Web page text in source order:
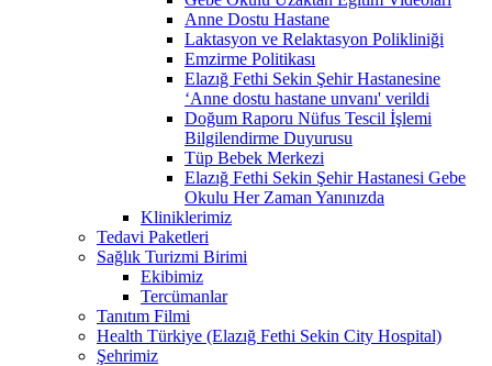
Anne Dostu Hastane
Laktasyon ve Relaktasyon Polikliniği
Emzirme Politikası
Elazığ Fethi Sekin Şehir Hastanesine
‘Anne dostu hastane unvanı' verildi
Doğum Raporu Nüfus Tescil İşlemi
Bilgilendirme Duyurusu
Tüp Bebek Merkezi
Elazığ Fethi Sekin Şehir Hastanesi Gebe
Okulu Her Zaman Yanınızda
Kliniklerimiz
Tedavi Paketleri
Sağlık Turizmi Birimi
Ekibimiz
Tercümanlar
Tanıtım Filmi
Health Türkiye (Elazığ Fethi Sekin City Hospital)
Şehrimiz